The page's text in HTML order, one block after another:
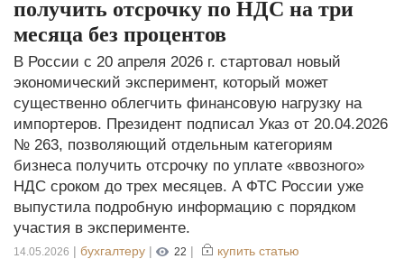
получить отсрочку по НДС на три
месяца без процентов
В России с 20 апреля 2026 г. стартовал новый
экономический эксперимент, который может
существенно облегчить финансовую нагрузку на
импортеров. Президент подписал Указ от 20.04.2026
№ 263, позволяющий отдельным категориям
бизнеса получить отсрочку по уплате «ввозного»
НДС сроком до трех месяцев. А ФТС России уже
выпустила подробную информацию с порядком
участия в эксперименте.
14.05.2026 | бухгалтеру | 22 |
купить статью